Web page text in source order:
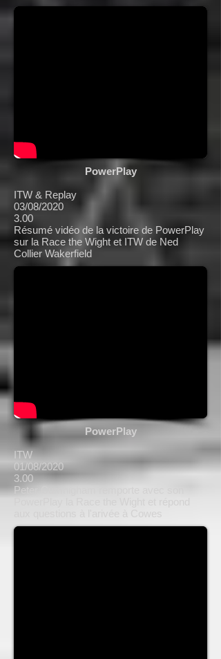
PowerPlay
ITW & Replay
03/08/2020
3.00
Résumé vidéo de la victoire de PowerPlay
sur la Race the Wight et ITW de Ned
Collier Wakerfield
PowerPlay
ITW
01/08/2020
3.00
Peter Cumnigham remporte avec son